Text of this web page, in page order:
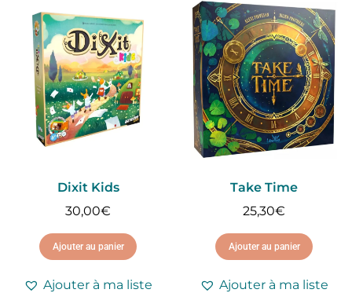
Dixit Kids
30,00€
Ajouter au panier
Ajouter à ma liste
Take Time
25,30€
Ajouter au panier
Ajouter à ma liste